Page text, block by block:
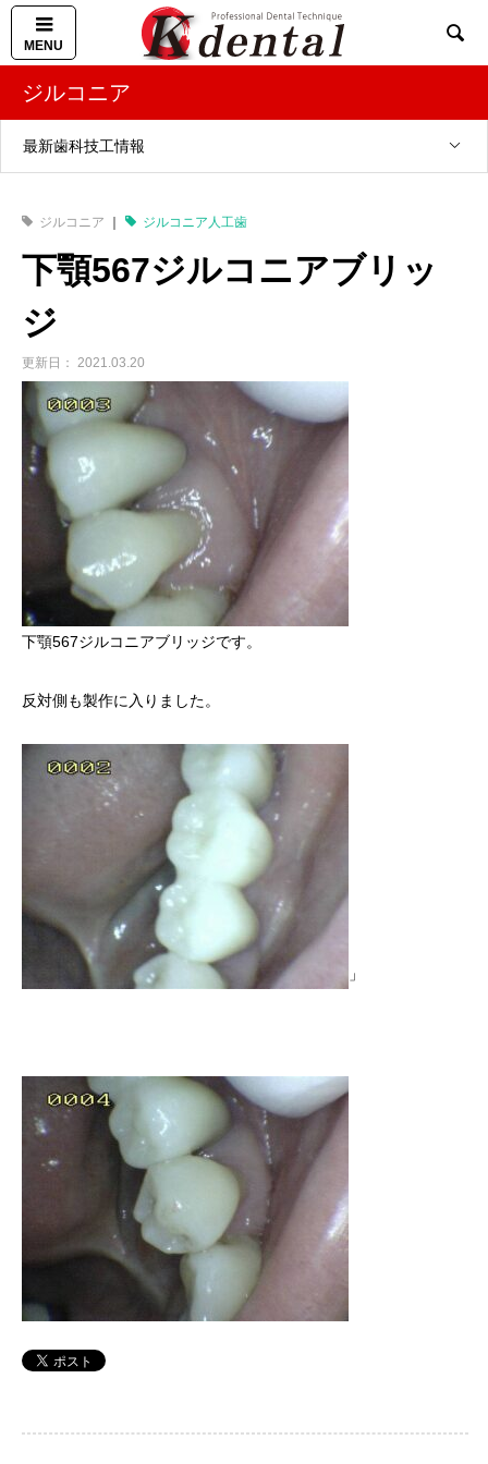

ジルコニア
最新歯科技工情報
ジルコニア ジルコニア人工歯
下顎567ジルコニアブリッ
ジ
2021.03.20
下顎567ジルコニアブリッジです。
反対側も製作に入りました。
」